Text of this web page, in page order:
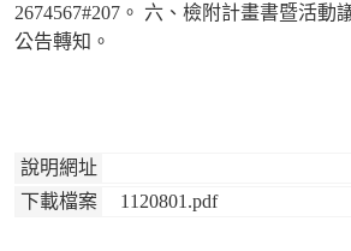
2674567#207。 六、檢附計畫書暨活動
公告轉知。
說明網址
下載檔案
1120801.pdf